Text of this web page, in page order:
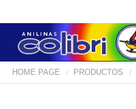
HOME PAGE / PRODUCTOS /